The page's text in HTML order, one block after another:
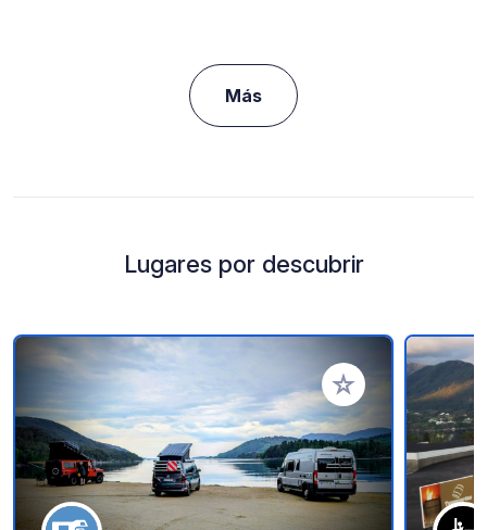
Más
Lugares por descubrir
Añadir a tus